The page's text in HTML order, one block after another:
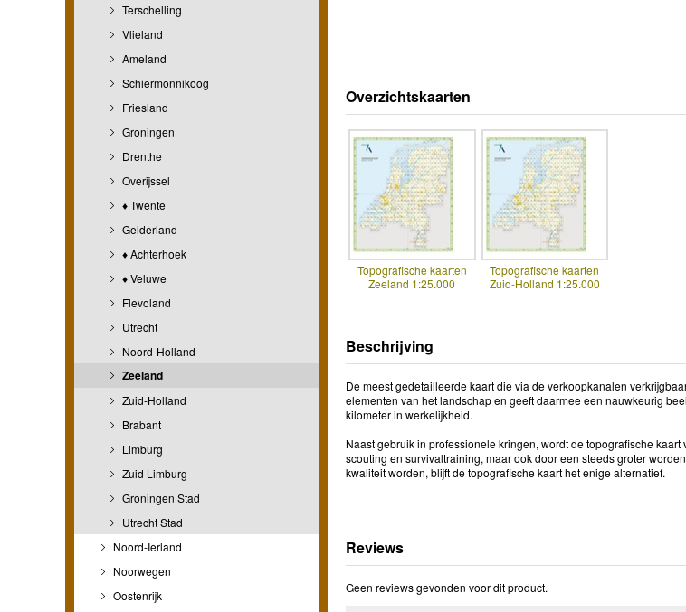
Terschelling
Vlieland
Ameland
Schiermonnikoog
Friesland
Groningen
Drenthe
Overijssel
♦ Twente
Gelderland
♦ Achterhoek
♦ Veluwe
Flevoland
Utrecht
Noord-Holland
Zeeland
Zuid-Holland
Brabant
Limburg
Zuid Limburg
Groningen Stad
Utrecht Stad
Noord-Ierland
Noorwegen
Oostenrijk
Overzichtskaarten
Topografische kaarten
Zeeland 1:25.000
Topografische kaarten
Zuid-Holland 1:25.000
Beschrijving
De meest gedetailleerde kaart die via de verkoopkanalen
elementen van het landschap en geeft daarmee een nauwkeurig
kilometer in werkelijkheid.
Naast gebruik in professionele kringen, wordt de topografische
scouting en survivaltraining, maar ook door een steeds groter
kwaliteit worden, blijft de topografische kaart het enige alternatief.
Reviews
Geen reviews gevonden voor dit product.